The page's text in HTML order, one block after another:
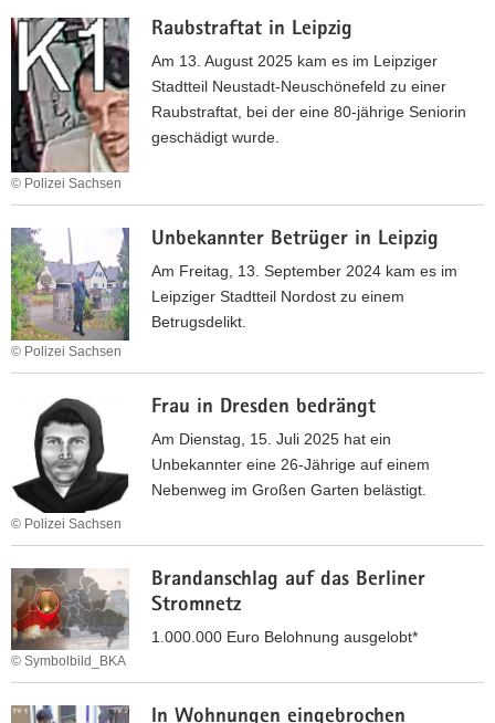
u
t
o
d
i
e
b
d
i
e
b
n
b
r
u
c
h
u
n
d
a
n
s
c
h
e
ß
n
e
r
C
o
m
u
n
g
r
i
f
f
a
u
f
P
r
o
s
t
u
r
e
Raubstraftat in Leipzig
© Polizei Sachsen
Am 13. August 2025 kam es im Leipziger
Stadtteil Neustadt-Neuschönefeld zu einer
Raubstraftat, bei der eine 80-jährige Seniorin
geschädigt wurde.
a
u
b
s
t
r
t
a
i
n
L
e
i
p
z
Unbekannter Betrüger in Leipzig
© Polizei Sachsen
Am Freitag, 13. September 2024 kam es im
Leipziger Stadtteil Nordost zu einem
Betrugsdelikt.
b
e
k
a
t
e
r
B
e
t
Frau in Dresden bedrängt
© Polizei Sachsen
Am Dienstag, 15. Juli 2025 hat ein
Unbekannter eine 26-Jährige auf einem
Nebenweg im Großen Garten belästigt.
r
a
u
i
n
D
Brandanschlag auf das Berliner
Stromnetz
© Symbolbild_BKA
1.000.000 Euro Belohnung ausgelobt*
r
In Wohnungen eingebrochen